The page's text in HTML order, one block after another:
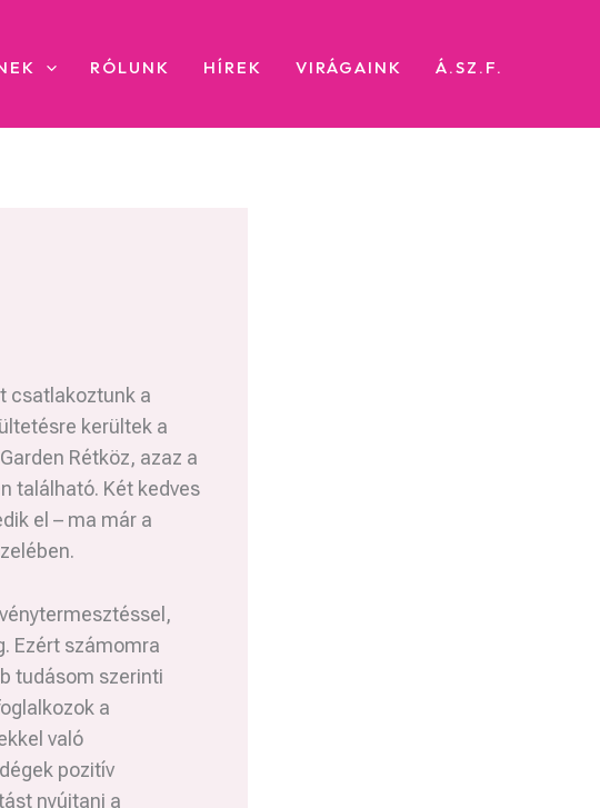
RÓLUNK HÍREK VIRÁGAINK Á.SZ.F.
csatlakoztunk a
kerültek a
Rétköz, azaz a
található. Két kedves
el – ma már a
Ezért számomra
tudásom szerinti
a
való
pozitív
nyújtani a